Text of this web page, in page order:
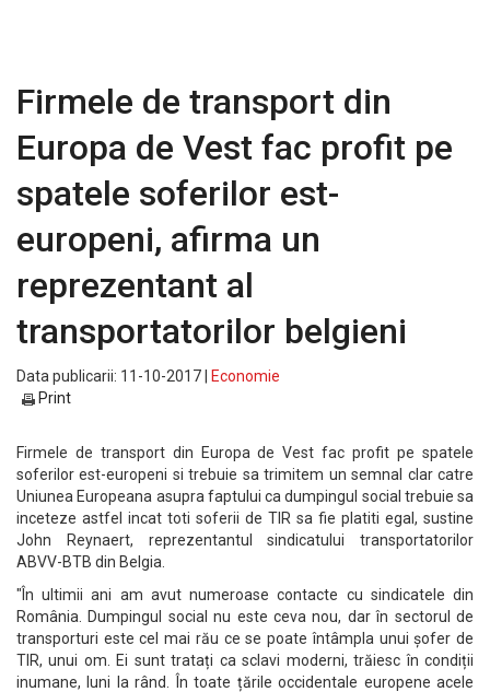
Firmele de transport din
Europa de Vest fac profit pe
spatele soferilor est-
europeni, afirma un
reprezentant al
transportatorilor belgieni
Data publicarii: 11-10-2017 |
Economie
Print
Firmele de transport din Europa de Vest fac profit pe spatele
soferilor est-europeni si trebuie sa trimitem un semnal clar catre
Uniunea Europeana asupra faptului ca dumpingul social trebuie sa
inceteze astfel incat toti soferii de TIR sa fie platiti egal, sustine
John Reynaert, reprezentantul sindicatului transportatorilor
ABVV-BTB din Belgia.
"În ultimii ani am avut numeroase contacte cu sindicatele din
România. Dumpingul social nu este ceva nou, dar în sectorul de
transporturi este cel mai rău ce se poate întâmpla unui șofer de
TIR, unui om. Ei sunt tratați ca sclavi moderni, trăiesc în condiții
inumane, luni la rând. În toate țările occidentale europene acele